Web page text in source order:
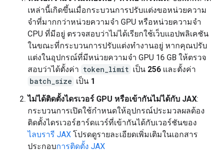
เหล่านี้เกิดขึ้นเมื่อกระบวนการปรับแต่งขอหน่วยความ
จําที่มากกว่าหน่วยความจํา GPU หรือหน่วยความจํา
CPU ที่มีอยู่ ตรวจสอบว่าไม่ได้เรียกใช้เว็บแอปพลิเคชัน
ในขณะที่กระบวนการปรับแต่งทำงานอยู่ หากคุณปรับ
แต่งในอุปกรณ์ที่มีหน่วยความจำ GPU 16 GB ให้ตรวจ
สอบว่าได้ตั้งค่า token_limit เป็น 256 และตั้งค่า
batch_size เป็น 1
ไม่ได้ติดตั้งไดรเวอร์ GPU หรือเข้ากันไม่ได้กับ JAX:
กระบวนการเปิดใช้กำหนดให้อุปกรณ์ประมวลผลต้อง
ติดตั้งไดรเวอร์ฮาร์ดแวร์ที่เข้ากันได้กับเวอร์ชันของ
ไลบรารี JAX โปรดดูรายละเอียดเพิ่มเติมในเอกสาร
ประกอบการติดตั้ง JAX